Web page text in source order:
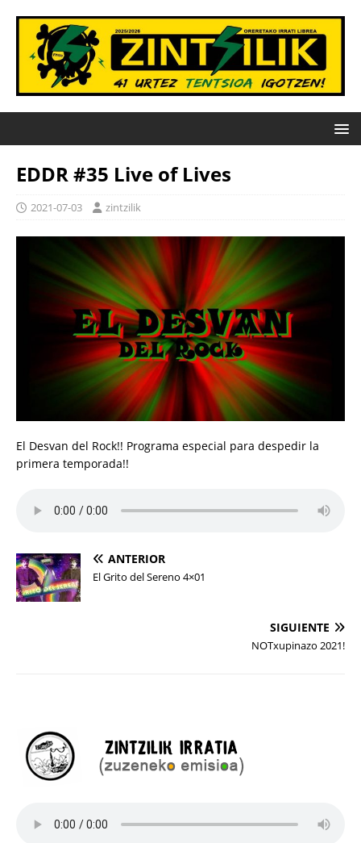
EDDR #35 Live of Lives
2021-07-03 zintzilik
El Desvan del Rock!! Programa especial para despedir la
primera temporada!!
ANTERIOR
El Grito del Sereno 4×01
SIGUIENTE
NOTxupinazo 2021!